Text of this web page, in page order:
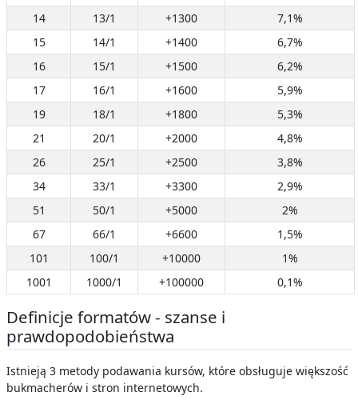
14
13/1 +1300
7,1%
15
14/1 +1400
6,7%
16
15/1 +1500
6,2%
17
16/1 +1600
5,9%
19
18/1 +1800
5,3%
21
20/1 +2000
4,8%
26
25/1 +2500
3,8%
34
33/1 +3300
2,9%
51
50/1 +5000
2%
67
66/1 +6600
1,5%
101
100/1 +10000
1%
1001
1000/1 +100000 0,1%
Definicje formatów - szanse i
prawdopodobieństwa
Istnieją 3 metody podawania kursów, które obsługuje większość
bukmacherów i stron internetowych.